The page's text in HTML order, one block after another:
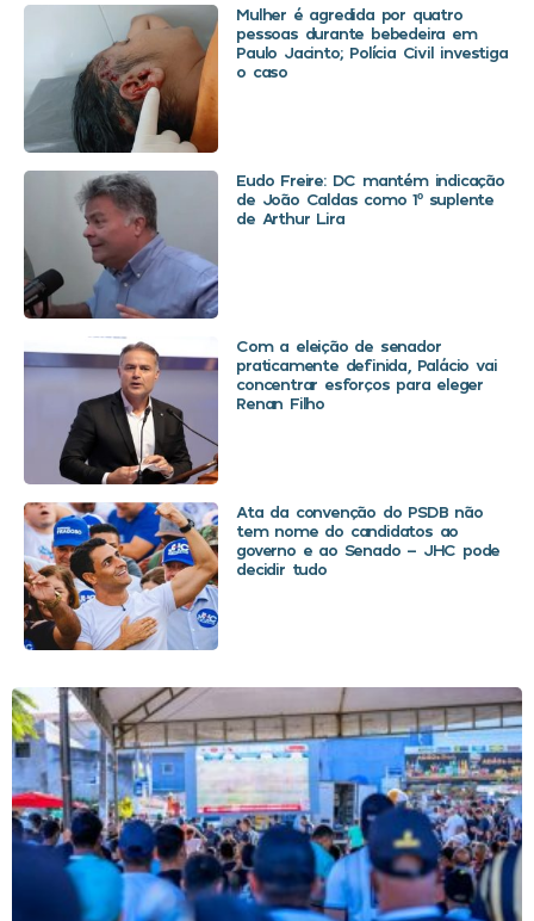
Mulher é agredida por quatro
pessoas durante bebedeira em
Paulo Jacinto; Polícia Civil investiga
o caso
Eudo Freire: DC mantém indicação
de João Caldas como 1º suplente
de Arthur Lira
Com a eleição de senador
praticamente definida, Palácio vai
concentrar esforços para eleger
Renan Filho
Ata da convenção do PSDB não
tem nome do candidatos ao
governo e ao Senado – JHC pode
decidir tudo